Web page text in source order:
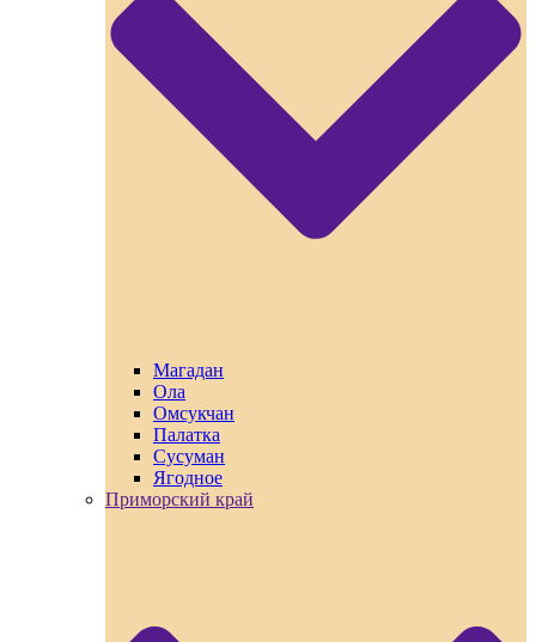
Магадан
Ола
Омсукчан
Палатка
Сусуман
Ягодное
Приморский край